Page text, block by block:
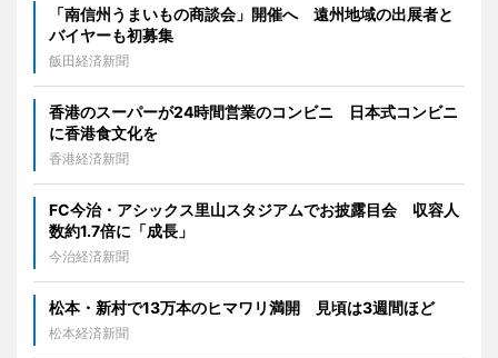
「南信州うまいもの商談会」開催へ 遠州地域の出展者と
バイヤーも初募集
飯田経済新聞
香港のスーパーが24時間営業のコンビニ 日本式コンビニ
に香港食文化を
香港経済新聞
FC今治・アシックス里山スタジアムでお披露目会 収容人
数約1.7倍に「成長」
今治経済新聞
松本・新村で13万本のヒマワリ満開 見頃は3週間ほど
松本経済新聞